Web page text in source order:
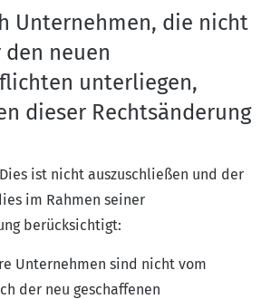
Unternehmen, die nicht
neuen
unterliegen,
dieser Rechtsänderung
ist nicht auszuschließen und der
im Rahmen seiner
berücksichtigt:
Unternehmen sind nicht vom
der neu geschaffenen